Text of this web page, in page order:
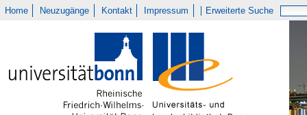
Home Neuzugänge Kontakt Impressum Erweiterte Suche